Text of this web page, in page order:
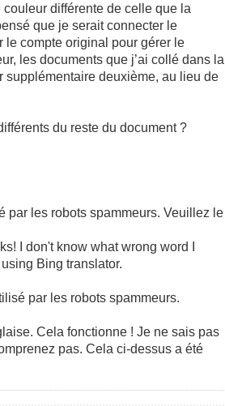
différente de celle que la
que je serait connecter le
le compte original pour gérer le
les documents que j’ai collé dans la
supplémentaire deuxième, au lieu de
du reste du document ?
par les robots spammeurs. Veuillez le
I don't know what wrong word I
Bing translator.
par les robots spammeurs.
Cela fonctionne ! Je ne sais pas
pas. Cela ci-dessus a été